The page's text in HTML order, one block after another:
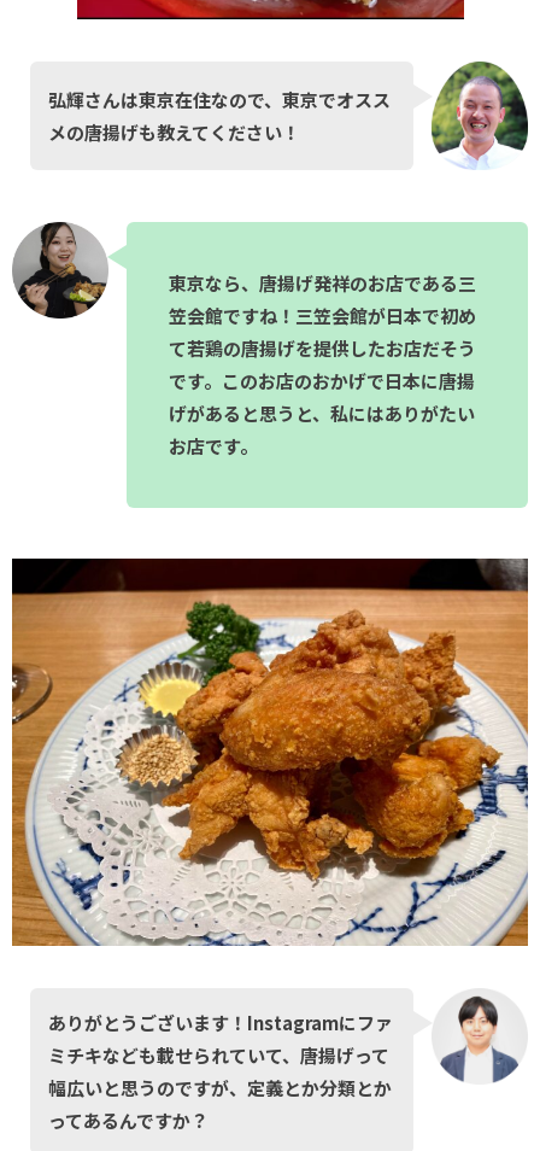
弘輝さんは東京在住なので、東京でオスス
メの唐揚げも教えてください！
東京なら、唐揚げ発祥のお店である三
笠会館ですね！三笠会館が日本で初め
て若鶏の唐揚げを提供したお店だそう
です。このお店のおかげで日本に唐揚
げがあると思うと、私にはありがたい
お店です。
ありがとうございます！Instagramにファ
ミチキなども載せられていて、唐揚げって
幅広いと思うのですが、定義とか分類とか
ってあるんですか？